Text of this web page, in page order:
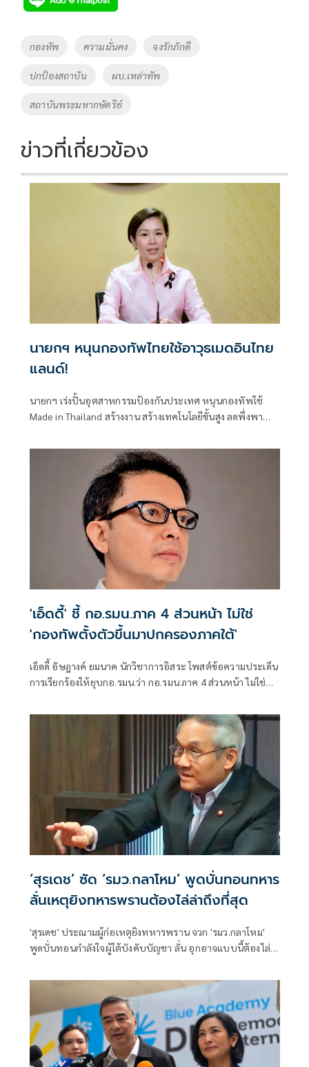
b
o
o
k
er y
Li
k
Tags
กองทัพ ความมั่นคง จงรักภักดี
ปกป้องสถาบัน ผบ.เหล่าทัพ
สถาบันพระมหากษัตริย์
ข่าวที่เกี่ยวข้อง
นายกฯ หนุนกองทัพไทยใช้อาวุธเมดอินไทย
แลนด์!
นายกฯ เร่งปั้นอุตสาหกรรมป้องกันประเทศ หนุนกองทัพใช้
Made in Thailand สร้างงาน สร้างเทคโนโลยีขั้นสูง ลดพึ่งพา
'เอ็ดดี้' ชี้ กอ.รมน.ภาค 4 ส่วนหน้า ไม่ใช่
'กองทัพตั้งตัวขึ้นมาปกครองภาคใต้'
เอ็ดดี้ อัษฎางค์ ยมนาค นักวิชาการอิสระ โพสต์ข้อความประเด็น
การเรียกร้องให้ยุบกอ.รมน.ว่า กอ.รมน.ภาค 4 ส่วนหน้า ไม่ใช่
‘สุรเดช’ ซัด ‘รมว.กลาโหม’ พูดบั่นทอนทหาร
ลั่นเหตุยิงทหารพรานต้องไล่ล่าถึงที่สุด
'สุรเดช' ประณามผู้ก่อเหตุยิงทหารพราน จวก 'รมว.กลาโหม'
พูดบั่นทอนกำลังใจผู้ใต้บังคับบัญชา ลั่น อุกอาจแบบนี้ต้องไล่
ฝาถู